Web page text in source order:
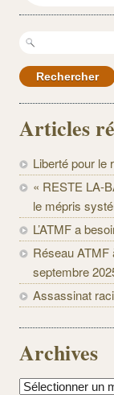
Rechercher :
Articles
Liberté pour le
« RESTE LA-
le mépris
L’ATMF a
Réseau ATMF
septembre
Assassinat
Archives
Archives